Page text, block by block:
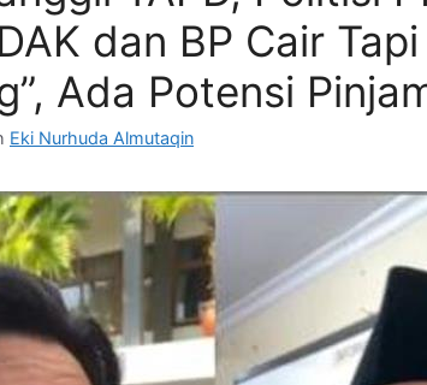
dan BP Cair
Ada Potensi
Eki Nurhuda Almutaqin